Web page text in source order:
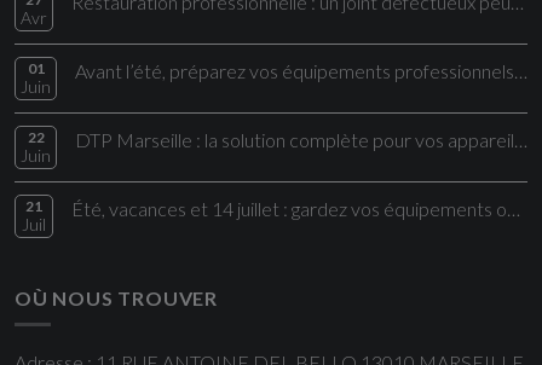
Avr
01
Juin
Avant l’été, préparez vos équipements professionnels aux fortes chaleurs
22
Juin
DTP Marseille : la solution complète pour vos appareils électroménagers et cuisi
21
Juil
Été, vacances et 14 juillet : gardez vos équipements opérationnels !
OÙ NOUS TROUVER